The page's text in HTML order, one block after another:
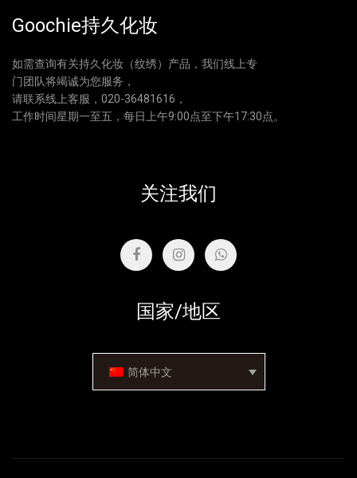
Goochie持久化妆
如需查询有关持久化妆（纹绣）产品，我们线上专
门团队将竭诚为您服务，
请联系线上客服，020-36481616，
工作时间星期一至五，每日上午9:00点至下午17:30点。
关注我们
国家/地区
简体中文